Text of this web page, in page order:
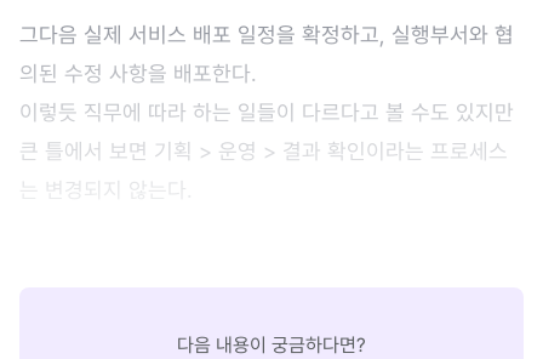
그다음 실제 서비스 배포 일정을 확정하고, 실행부서와 협
의된 수정 사항을 배포한다.
이렇듯 직무에 따라 하는 일들이 다르다고 볼 수도 있지만
큰 틀에서 보면 기획 > 운영 > 결과 확인이라는 프로세스
는 변경되지 않는다.
다음 내용이 궁금하다면?